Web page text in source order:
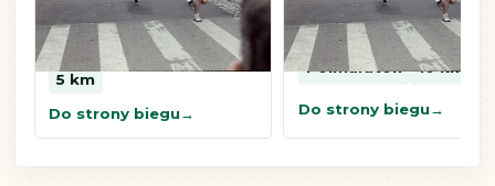
Bieg uliczny
Półmaraton
10 km
5 km
Do strony biegu
Bieg uliczny
Maraton
Półmaraton
10 km
Do strony biegu